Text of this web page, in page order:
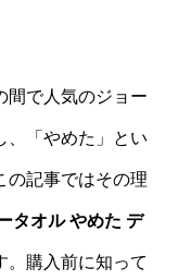
間で人気のジョー
、「やめた」とい
の記事ではその理
タオル やめた デ
。購入前に知って